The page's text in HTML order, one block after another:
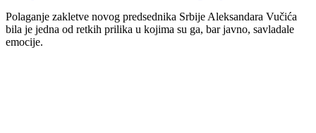
Polaganje zakletve novog predsednika Srbije Aleksandara Vučića
bila je jedna od retkih prilika u kojima su ga, bar javno, savladale
emocije.